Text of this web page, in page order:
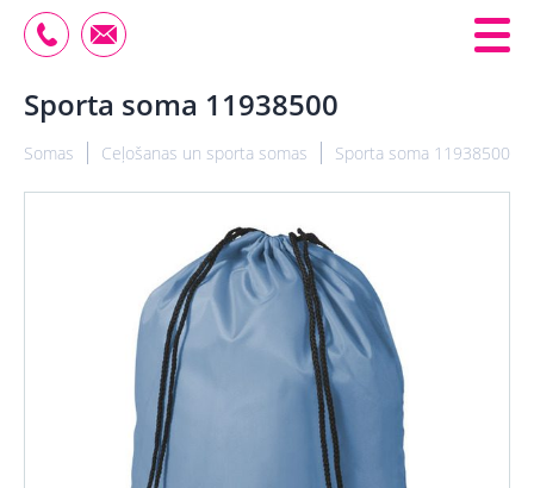
Sporta soma 11938500
Somas Ceļošanas un sporta somas Sporta soma 11938500